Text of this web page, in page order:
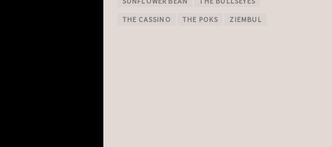
THE CASSINO THE POKS ZIEMBUL